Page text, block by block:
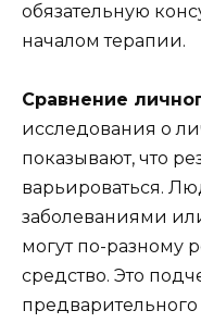
обязательную
началом терапии.
Сравнение
исследования о
показывают, что
варьироваться.
заболеваниями
могут по-разному
средство. Это